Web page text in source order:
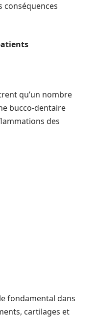
conséquences
qu’un nombre
bucco-dentaire
des
fondamental dans
cartilages et